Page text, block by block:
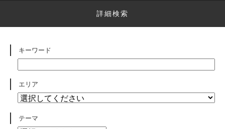
詳細検索
キーワード
エリア
テーマ